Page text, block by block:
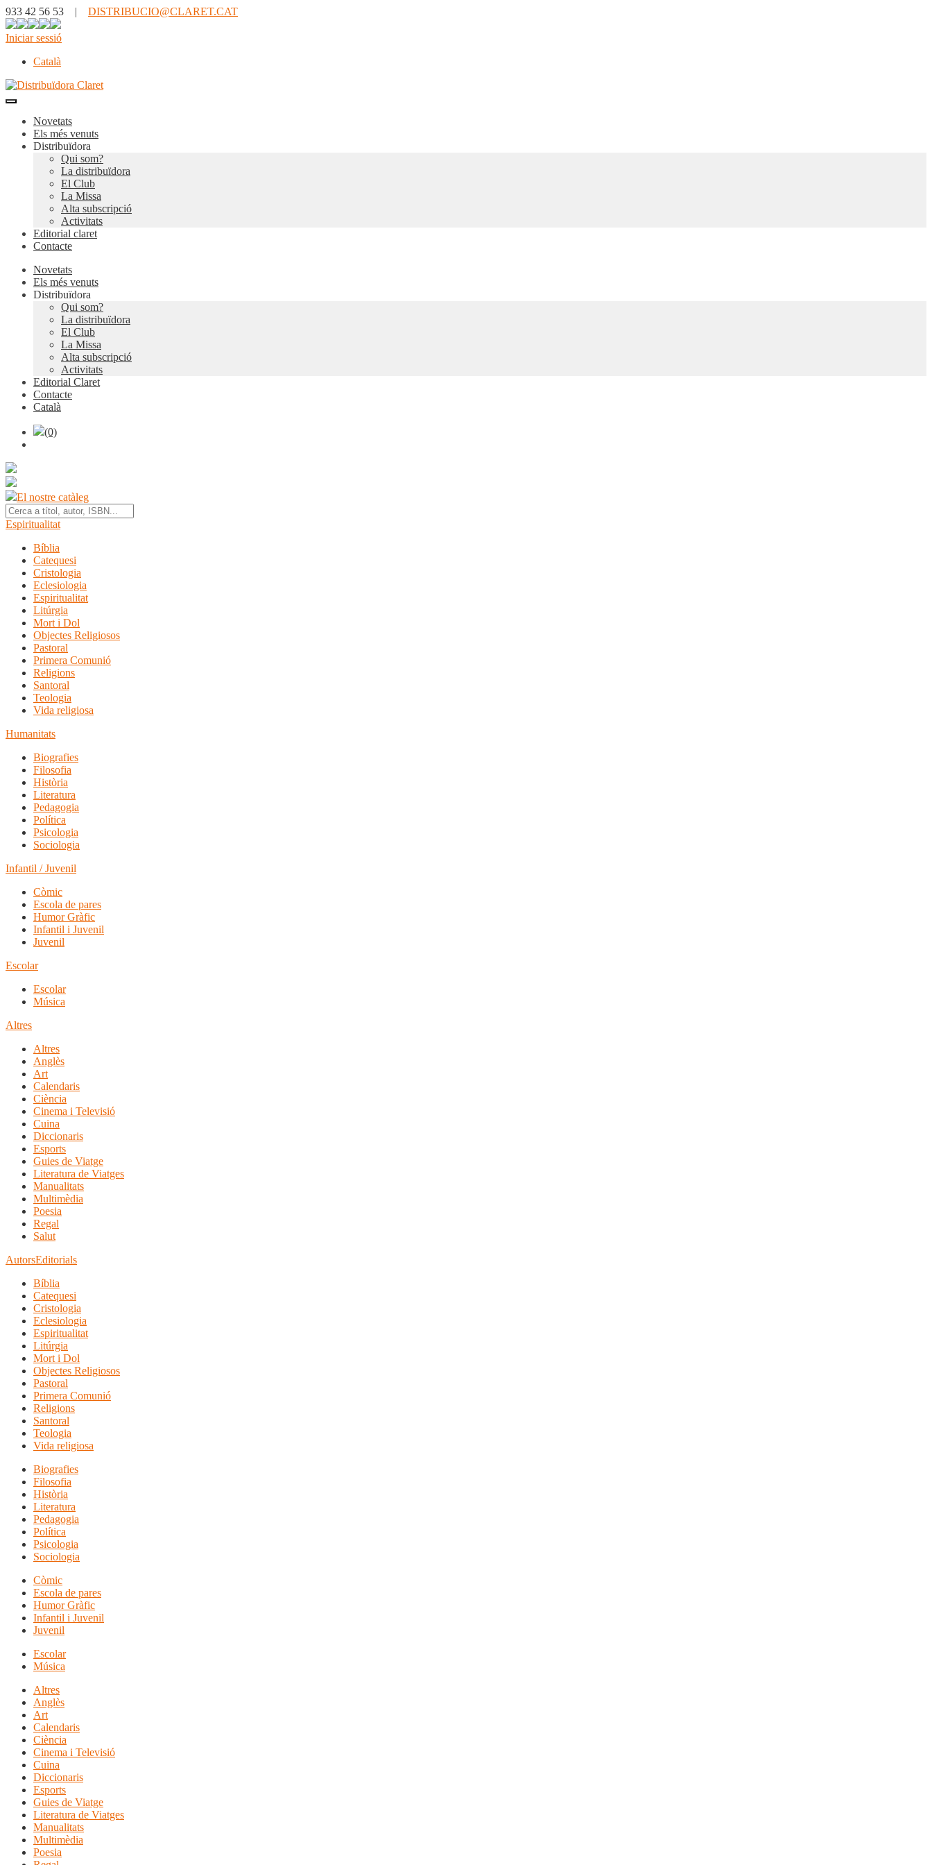
933 42 56 53 | DISTRIBUCIO@CLARET.CAT
Iniciar sessió
Català
Novetats
Els més venuts
Distribuïdora
Qui som?
La distribuïdora
El Club
La Missa
Alta subscripció
Activitats
Editorial claret
Contacte
Novetats
Els més venuts
Distribuïdora
Qui som?
La distribuïdora
El Club
La Missa
Alta subscripció
Activitats
Editorial Claret
Contacte
Català
(0)
El nostre catàleg
Espiritualitat
Bíblia
Catequesi
Cristologia
Eclesiologia
Espiritualitat
Litúrgia
Mort i Dol
Objectes Religiosos
Pastoral
Primera Comunió
Religions
Santoral
Teologia
Vida religiosa
Humanitats
Biografies
Filosofia
Història
Literatura
Pedagogia
Política
Psicologia
Sociologia
Infantil / Juvenil
Còmic
Escola de pares
Humor Gràfic
Infantil i Juvenil
Juvenil
Escolar
Escolar
Música
Altres
Altres
Anglès
Art
Calendaris
Ciència
Cinema i Televisió
Cuina
Diccionaris
Esports
Guies de Viatge
Literatura de Viatges
Manualitats
Multimèdia
Poesia
Regal
Salut
AutorsEditorials
Bíblia
Catequesi
Cristologia
Eclesiologia
Espiritualitat
Litúrgia
Mort i Dol
Objectes Religiosos
Pastoral
Primera Comunió
Religions
Santoral
Teologia
Vida religiosa
Biografies
Filosofia
Història
Literatura
Pedagogia
Política
Psicologia
Sociologia
Còmic
Escola de pares
Humor Gràfic
Infantil i Juvenil
Juvenil
Escolar
Música
Altres
Anglès
Art
Calendaris
Ciència
Cinema i Televisió
Cuina
Diccionaris
Esports
Guies de Viatge
Literatura de Viatges
Manualitats
Multimèdia
Poesia